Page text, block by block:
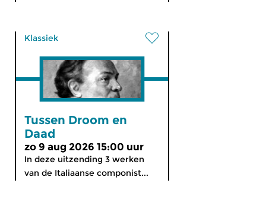
Klassiek
Tussen Droom en
Daad
zo 9 aug 2026 15:00 uur
In deze uitzending 3 werken
van de Italiaanse componist...